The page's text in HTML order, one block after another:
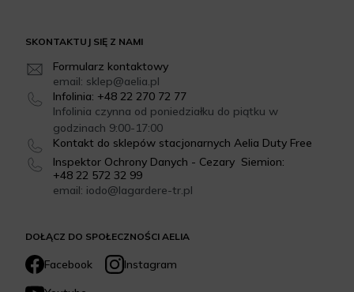
DOŁĄCZ DO SPOŁECZNOŚCI AELIA
Facebook
Instagram
SKONTAKTUJ SIĘ Z NAMI
Formularz kontaktowy
email: sklep@aelia.pl
Infolinia: +48 22 270 72 77
Infolinia czynna od poniedziałku do piątku w
godzinach 9:00-17:00
Kontakt do sklepów stacjonarnych Aelia Duty Free
Inspektor Ochrony Danych - Cezary Siemion:
+48 22 572 32 99
email: iodo@lagardere-tr.pl